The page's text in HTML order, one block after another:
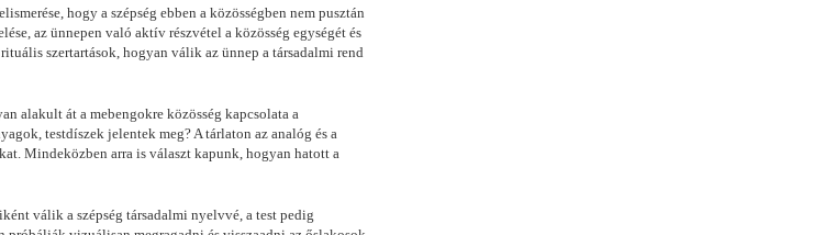
hogy a szépség ebben a közösségben nem pusztán
az ünnepen való aktív részvétel a közösség egységét és
szertartások, hogyan válik az ünnep a társadalmi rend
alakult át a mebengokre közösség kapcsolata a
testdíszek jelentek meg? A tárlaton az analóg és a
Mindeközben arra is választ kapunk, hogyan hatott a
válik a szépség társadalmi nyelvvé, a test pedig